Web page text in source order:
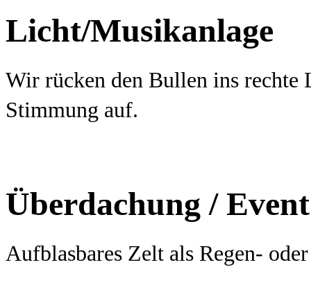
Licht/Musikanlage
Wir rücken den Bullen ins rechte
Stimmung auf.
Überdachung /
Aufblasbares Zelt als Regen-